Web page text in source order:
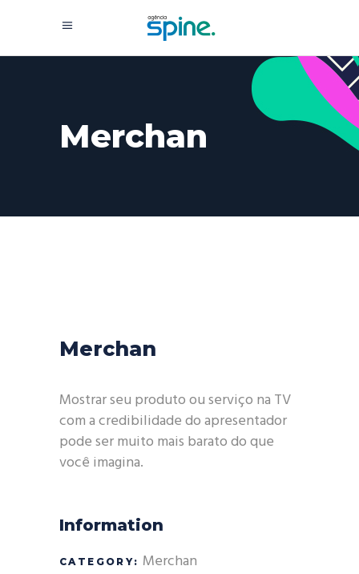
Merchan
Merchan
Mostrar seu produto ou serviço na TV
com a credibilidade do apresentador
pode ser muito mais barato do que
você imagina.
Information
CATEGORY: Merchan